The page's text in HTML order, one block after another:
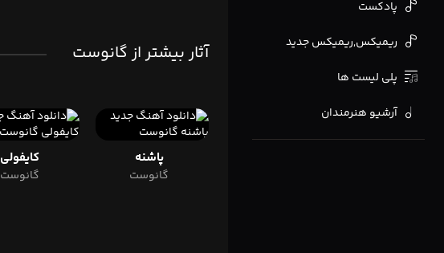
پادکست
ریمیکس,ریمیکس جدید
پلی لیست ها
آرشیو هنرمندان
آثار بیشتر از گانوست
پاشنه
گانوست
کایفولی
گانوست